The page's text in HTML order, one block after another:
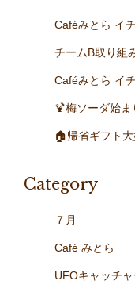
Caféみとら イ
チームB取り組
Caféみとら イ
🍹梅ソーダ始ま
🏠帰省ギフト
Category
７月
Café みとら
UFOキャッチャ